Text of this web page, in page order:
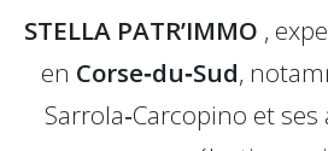
STELLA PATR’IMMO ,
en Corse‑du‑Sud,
Sarrola‑Carcopino et